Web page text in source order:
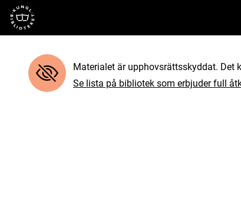
Till startsidan
Materialet är upphovsrättsskyddat. Det
Se lista på bibliotek som erbjuder full